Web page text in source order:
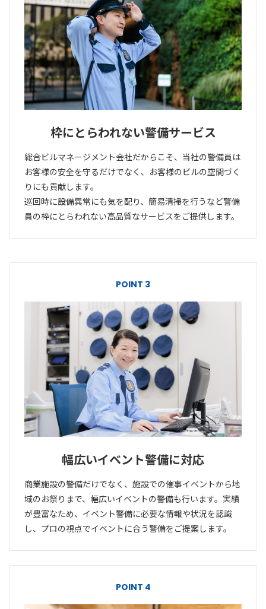
枠にとらわれない警備サービス
総合ビルマネージメント会社だからこそ、当社の警備員は
お客様の安全を守るだけでなく、お客様のビルの空間づく
りにも貢献します。
巡回時に設備異常にも気を配り、簡易清掃を行うなど警備
員の枠にとらわれない高品質なサービスをご提供します。
POINT 3
幅広いイベント警備に対応
商業施設の警備だけでなく、施設での催事イベントから地
域のお祭りまで、幅広いイベントの警備も行います。実績
が豊富なため、イベント警備に必要な情報や状況を認識
し、プロの視点でイベントに合う警備をご提案します。
POINT 4